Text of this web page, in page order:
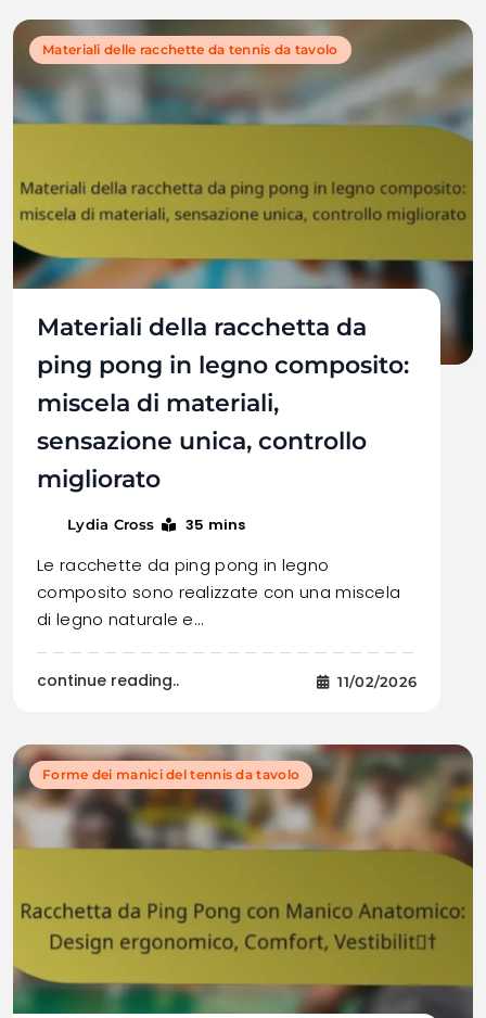
Materiali delle racchette da tennis da tavolo
Materiali della racchetta da
ping pong in legno composito:
miscela di materiali,
sensazione unica, controllo
migliorato
Lydia Cross 35 mins
Le racchette da ping pong in legno
composito sono realizzate con una miscela
di legno naturale e…
continue reading.. 11/02/2026
Forme dei manici del tennis da tavolo